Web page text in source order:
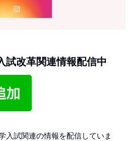
改革関連情報配信中
入試関連の情報を配信していま